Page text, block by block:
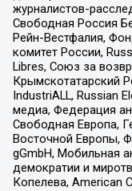
журналистов-
Свободная Россия
Рейн-Вестфалия,
комитет России,
Libres, Союз за
Крымскотатарский
IndustriALL, Russian
медиа, Федерация
Свободная Европа,
Восточной Европы,
gGmbH, Мобильная
демократии и
Копелева, American